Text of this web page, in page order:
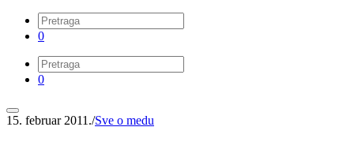
0
0
15. februar 2011./Sve o medu